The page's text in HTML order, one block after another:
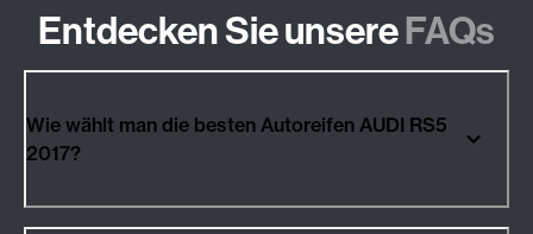
Entdecken Sie unsereFAQs
Wie wählt man die besten Autoreifen AUDI RS5
2017?